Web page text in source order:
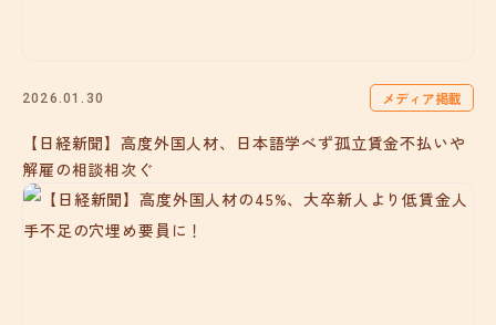
2026.01.30 メディア掲載
【日経新聞】高度外国人材、日本語学べず孤立賃金不払いや
解雇の相談相次ぐ